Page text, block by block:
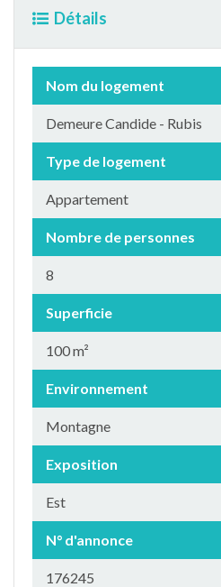
Détails
Nom du logement
Demeure Candide - Rubis
Type de logement
Appartement
Nombre de personnes
8
Superficie
100 m²
Environnement
Montagne
Exposition
Est
N° d'annonce
176245